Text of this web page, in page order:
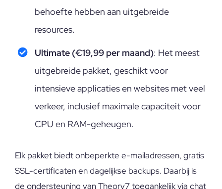
behoefte hebben aan uitgebreide
resources.
Ultimate (€19,99 per maand): Het meest
uitgebreide pakket, geschikt voor
intensieve applicaties en websites met veel
verkeer, inclusief maximale capaciteit voor
CPU en RAM-geheugen.
Elk pakket biedt onbeperkte e-mailadressen, gratis
SSL-certificaten en dagelijkse backups. Daarbij is
de ondersteuning van Theory7 toegankelijk via chat